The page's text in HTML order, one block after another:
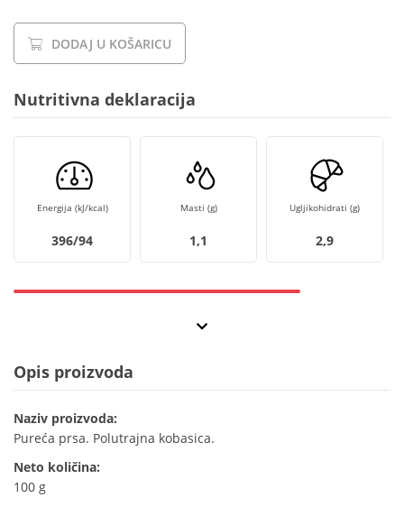
DODAJ U KOŠARICU
Nutritivna deklaracija
Energija (kJ/kcal)
396/94
Masti (g)
1,1
Ugljikohidrati (g)
2,9
Opis proizvoda
Naziv proizvoda:
Pureća prsa. Polutrajna kobasica.
Neto količina:
100 g